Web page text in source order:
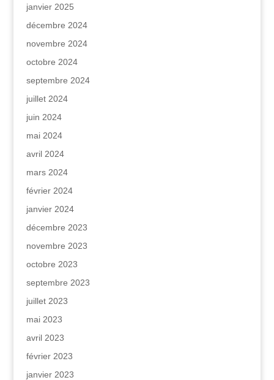
janvier 2025
décembre 2024
novembre 2024
octobre 2024
septembre 2024
juillet 2024
juin 2024
mai 2024
avril 2024
mars 2024
février 2024
janvier 2024
décembre 2023
novembre 2023
octobre 2023
septembre 2023
juillet 2023
mai 2023
avril 2023
février 2023
janvier 2023